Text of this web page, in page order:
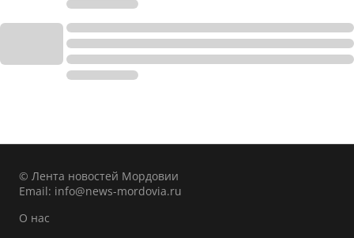
© Лента новостей Мордовии
Email: info@news-mordovia.ru
О нас